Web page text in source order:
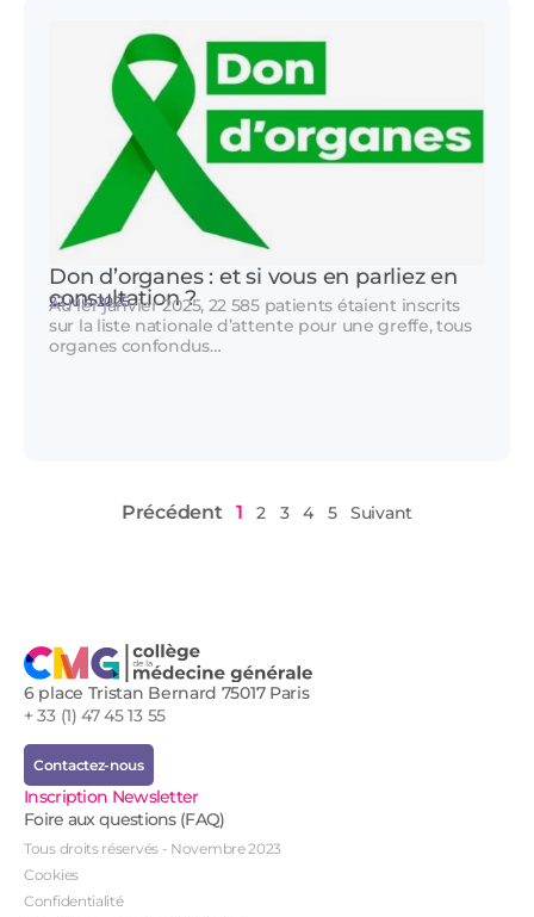
Don d’organes : et si vous en parliez en
consultation ?
22 juin 2025
Au 1er janvier 2025, 22 585 patients étaient inscrits
sur la liste nationale d’attente pour une greffe, tous
organes confondus…
Précédent 1 2 3 4 5 Suivant
6 place Tristan Bernard 75017 Paris
+ 33 (1) 47 45 13 55
Contactez-nous
Inscription Newsletter
Foire aux questions (FAQ)
Tous droits réservés - Novembre 2023
Cookies
Confidentialité